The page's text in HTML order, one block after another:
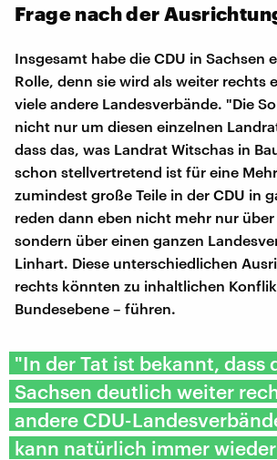
Frage nach der
Insgesamt habe die CDU in Sachsen
Rolle, denn sie wird als weiter rechts
viele andere Landesverbände. "Die
nicht nur um diesen einzelnen
dass das, was Landrat Witschas in
schon stellvertretend ist für eine
zumindest große Teile in der CDU in
reden dann eben nicht mehr nur über
sondern über einen ganzen
Linhart. Diese unterschiedlichen
rechts könnten zu inhaltlichen
Bundesebene – führen.
"In der Tat ist bekannt, dass
Sachsen deutlich weiter
andere CDU-
kann natürlich immer